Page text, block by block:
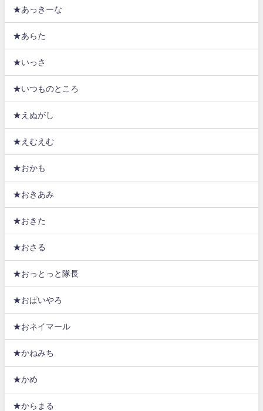
★あっきーな
★あらた
★いっさ
★いつものところ
★えぬがし
★えむえむ
★おかも
★おきあみ
★おきた
★おさる
★おっとっと隊長
★おぱいやろ
★おネイマール
★かねみち
★かめ
★からまる